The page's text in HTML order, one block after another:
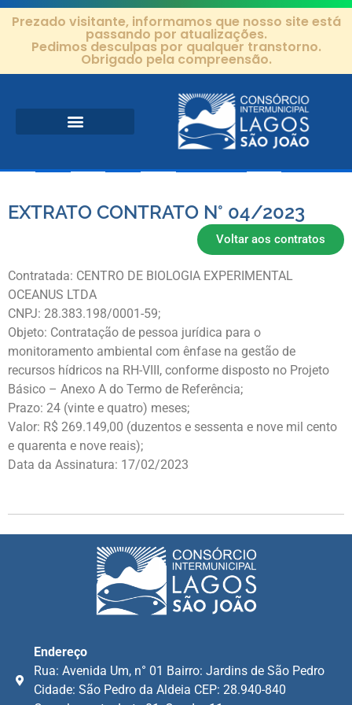
Prezado visitante, informamos que nosso site está
passando por atualizações.
Pedimos desculpas por qualquer transtorno.
Obrigado pela compreensão.
EXTRATO CONTRATO N° 04/2023
Voltar aos contratos
Contratada: CENTRO DE BIOLOGIA EXPERIMENTAL
OCEANUS LTDA
CNPJ: 28.383.198/0001-59;
Objeto: Contratação de pessoa jurídica para o
monitoramento ambiental com ênfase na gestão de
recursos hídricos na RH-VIII, conforme disposto no Projeto
Básico – Anexo A do Termo de Referência;
Prazo: 24 (vinte e quatro) meses;
Valor: R$ 269.149,00 (duzentos e sessenta e nove mil cento
e quarenta e nove reais);
Data da Assinatura: 17/02/2023
Endereço
Rua: Avenida Um, n° 01 Bairro: Jardins de São Pedro
Cidade: São Pedro da Aldeia CEP: 28.940-840